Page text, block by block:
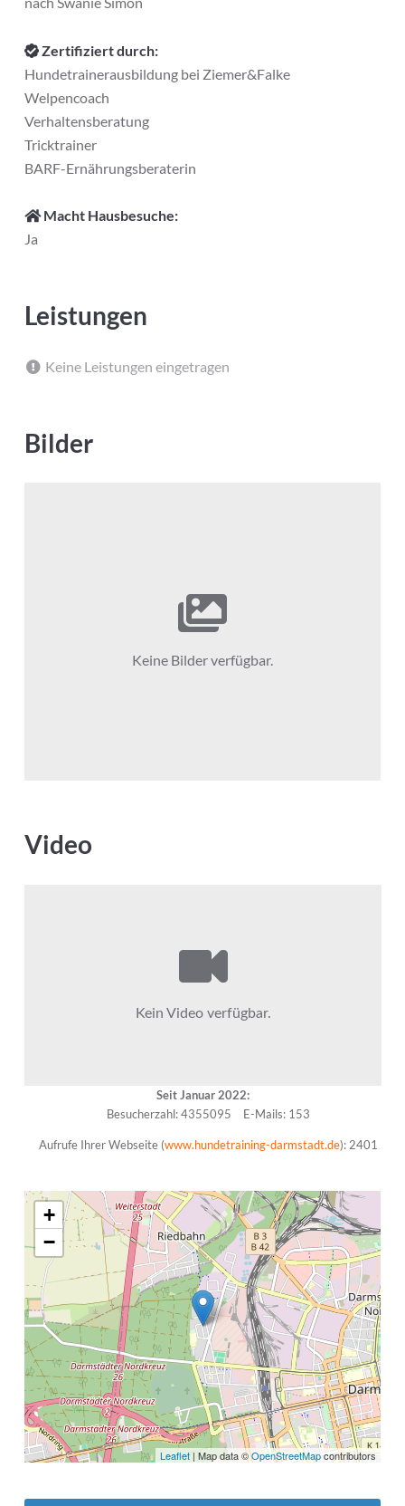
Zertifiziert durch:
Hundetrainerausbildung bei Ziemer&Falke
Welpencoach
Verhaltensberatung
Tricktrainer
BARF-Ernährungsberaterin
Macht Hausbesuche:
Ja
Leistungen
Keine Leistungen eingetragen
Bilder
Keine Bilder verfügbar.
Video
Seit Januar 2022:
Besucherzahl: 4355095
E-Mails: 153
Aufrufe Ihrer Webseite (www.hundetraining-darmstadt.de): 2401
+
−
Leaflet | Map data ©OpenStreetMapcontributors